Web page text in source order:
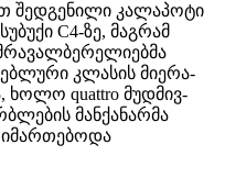
შედგენილი კალაპოტი
C4-ზე, მაგრამ
კლასის მიერა-
ხოლო quattro მუდმივ-
მანქანარმა
იმართებოდა